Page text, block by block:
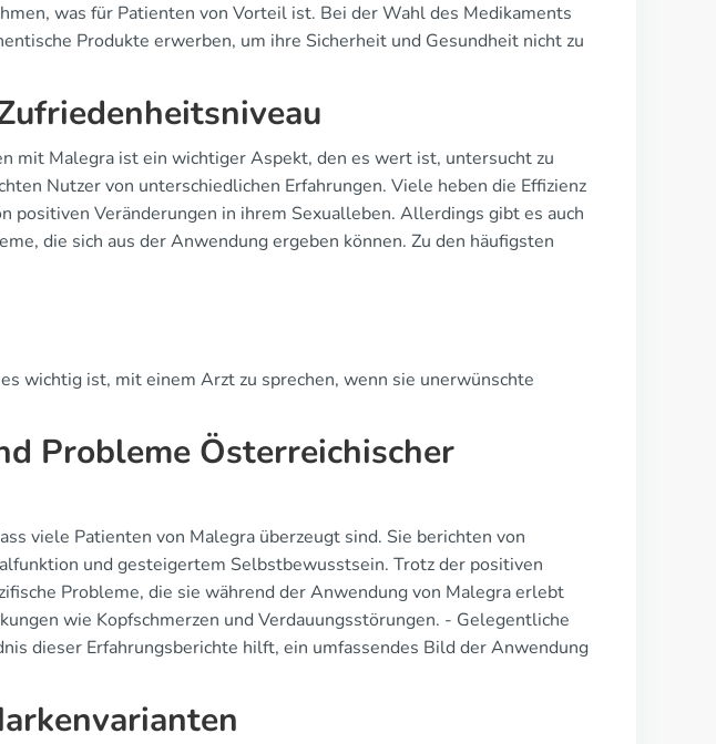
was für Patienten von Vorteil ist. Bei der Wahl des Medikaments
Produkte erwerben, um ihre Sicherheit und Gesundheit nicht zu
mit Malegra ist ein wichtiger Aspekt, den es wert ist, untersucht zu
Nutzer von unterschiedlichen Erfahrungen. Viele heben die Effizienz
positiven Veränderungen in ihrem Sexualleben. Allerdings gibt es auch
die sich aus der Anwendung ergeben können. Zu den häufigsten
wichtig ist, mit einem Arzt zu sprechen, wenn sie unerwünschte
Probleme Österreichischer
viele Patienten von Malegra überzeugt sind. Sie berichten von
und gesteigertem Selbstbewusstsein. Trotz der positiven
Probleme, die sie während der Anwendung von Malegra erlebt
wie Kopfschmerzen und Verdauungsstörungen. - Gelegentliche
dieser Erfahrungsberichte hilft, ein umfassendes Bild der Anwendung